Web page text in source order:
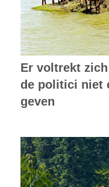
Er voltrekt
de politici niet
geven